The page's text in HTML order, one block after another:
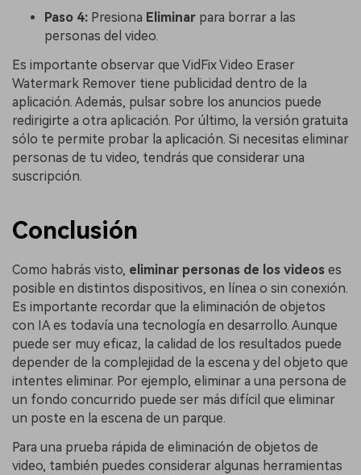
Paso 4: Presiona Eliminar para borrar a las
personas del video.
Es importante observar que VidFix Video Eraser
Watermark Remover tiene publicidad dentro de la
aplicación. Además, pulsar sobre los anuncios puede
redirigirte a otra aplicación. Por último, la versión gratuita
sólo te permite probar la aplicación. Si necesitas eliminar
personas de tu video, tendrás que considerar una
suscripción.
Conclusión
Como habrás visto, eliminar personas de los videos es
posible en distintos dispositivos, en línea o sin conexión.
Es importante recordar que la eliminación de objetos
con IA es todavía una tecnología en desarrollo. Aunque
puede ser muy eficaz, la calidad de los resultados puede
depender de la complejidad de la escena y del objeto que
intentes eliminar. Por ejemplo, eliminar a una persona de
un fondo concurrido puede ser más difícil que eliminar
un poste en la escena de un parque.
Para una prueba rápida de eliminación de objetos de
video, también puedes considerar algunas herramientas